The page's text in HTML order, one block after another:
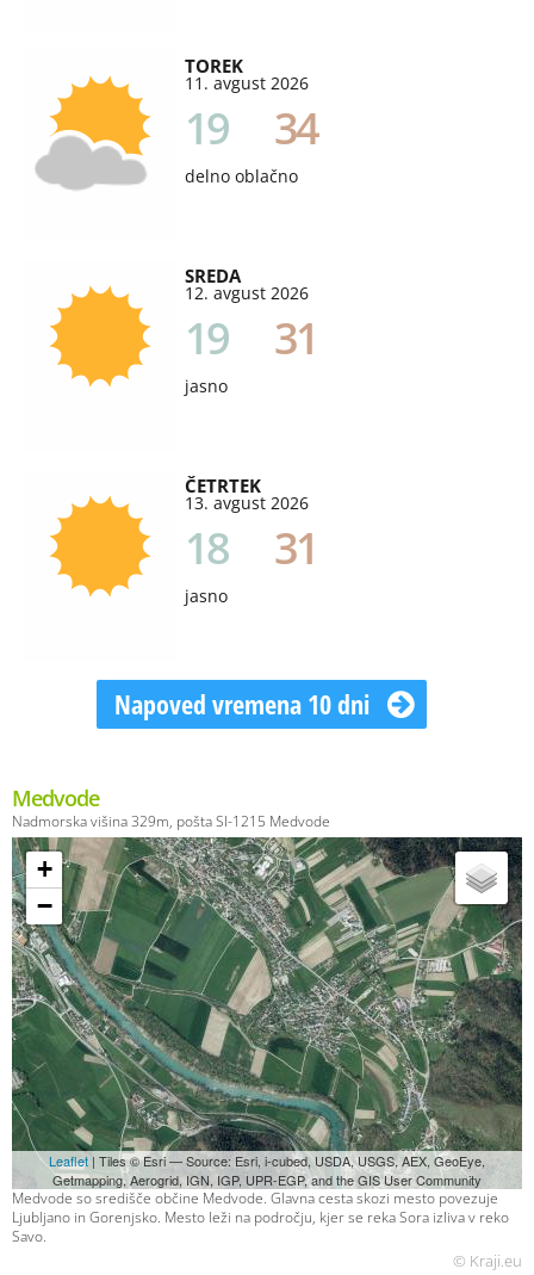
TOREK
11. avgust 2026
19 34
delno oblačno
SREDA
12. avgust 2026
19 31
jasno
ČETRTEK
13. avgust 2026
18 31
jasno
Napoved vremena 10 dni
Medvode
Nadmorska višina 329m, pošta SI-1215 Medvode
+
−
Leaflet | Tiles © Esri — Source: Esri, i-cubed, USDA, USGS, AEX, GeoEye,
Getmapping, Aerogrid, IGN, IGP, UPR-EGP, and the GIS User Community
Medvode so središče občine Medvode. Glavna cesta skozi mesto povezuje
Ljubljano in Gorenjsko. Mesto leži na področju, kjer se reka Sora izliva v reko
Savo.
© Kraji.eu